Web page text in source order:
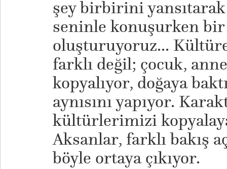
şey birbirini
seninle konuşurken
oluşturuyoruz...
farklı değil; çocuk, anne
kopyalıyor, doğaya
aynısını yapıyor.
kültürlerimizi
Aksanlar, farklı bakış
böyle ortaya çıkıyor.